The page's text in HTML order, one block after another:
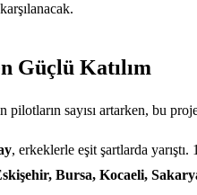
Güçlü Katılım
pilotların sayısı artarken, bu
, erkeklerle eşit şartlarda
Bursa, Kocaeli,